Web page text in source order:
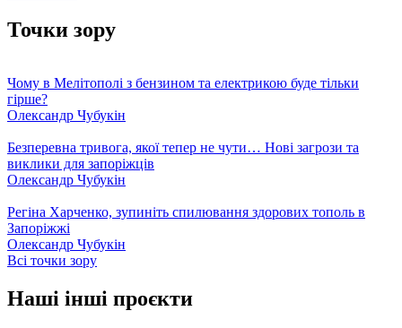
Точки зору
Чому в Мелітополі з бензином та електрикою буде тільки
гірше?
Олександр Чубукін
Безперевна тривога, якої тепер не чути… Нові загрози та
виклики для запоріжців
Олександр Чубукін
Регіна Харченко, зупиніть спилювання здорових тополь в
Запоріжжі
Олександр Чубукін
Всі точки зору
Наші інші проєкти